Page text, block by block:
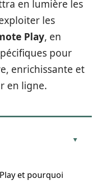
en lumière les
les
Play, en
pour
enrichissante et
en ligne.
et pourquoi